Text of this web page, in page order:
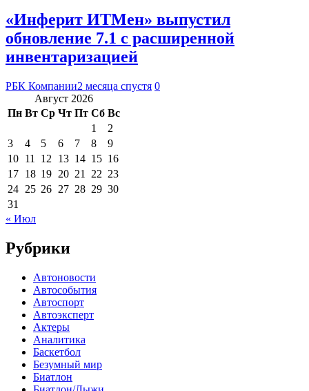
«Инферит ИТМен» выпустил
обновление 7.1 с расширенной
инвентаризацией
РБК Компании2 месяца спустя 0
Август 2026
Пн Вт Ср Чт Пт Сб Вс
1
2
3
4 5 6 7 8
9
10 11 12 13 14 15 16
17 18 19 20 21 22 23
24 25 26 27 28 29 30
31
« Июл
Рубрики
Автоновости
Автособытия
Автоспорт
Автоэксперт
Актеры
Аналитика
Баскетбол
Безумный мир
Биатлон